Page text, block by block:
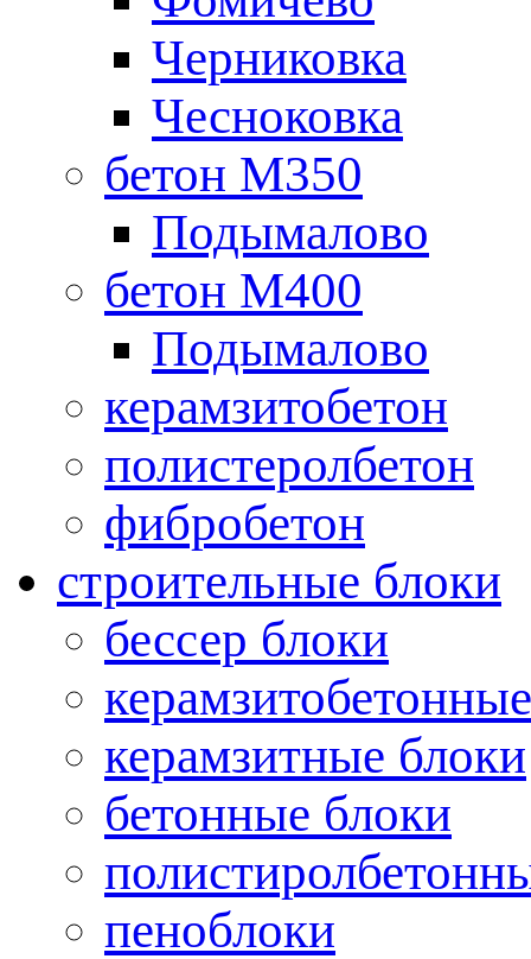
Черниковка
Чесноковка
бетон М350
Подымалово
бетон М400
Подымалово
керамзитобетон
полистеролбетон
фибробетон
строительные блоки
бессер блоки
керамзитные блоки
бетонные блоки
пеноблоки